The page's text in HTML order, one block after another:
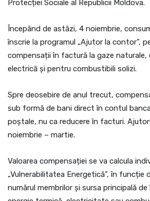
Protecției Sociale al Republicii Moldova.
Începând de astăzi, 4 noiembrie,
înscrie la programul „Ajutor la contor”,
compensații în factură la gaze naturale,
electrică și pentru combustibili solizi.
Spre deosebire de anul trecut,
sub formă de bani direct în contul
poștale, nu ca reducere în facturi.
noiembrie – martie.
Valoarea compensației se va calcula
„Vulnerabilitatea Energetică”, în funcție
numărul membrilor și sursa principală de